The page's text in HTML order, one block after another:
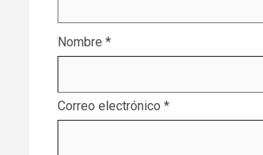
Nombre *
Correo electrónico *